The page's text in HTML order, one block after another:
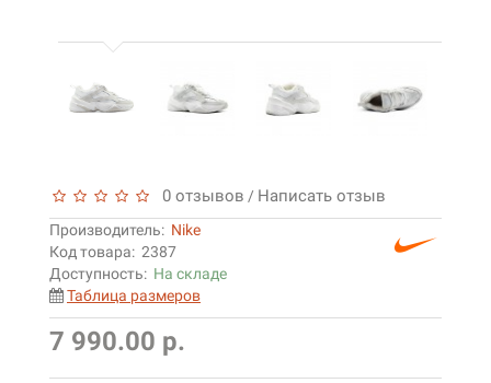
0 отзывов / Написать отзыв
Производитель: Nike
Код товара: 2387
Доступность: На складе
Таблица размеров
7 990.00 р.